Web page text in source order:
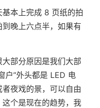
本上完成 8 页纸的拍
晚上六点半，如果有
部分原因是我们大部
户”外头都是 LED 电
夜戏的景，可以自由
个是现在的趋势，我